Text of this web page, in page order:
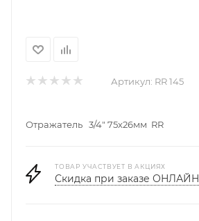
Артикул: RR 145
Отражатель 3/4" 75х26мм RR
ТОВАР УЧАСТВУЕТ В АКЦИЯХ
Скидка при заказе ОНЛАЙН